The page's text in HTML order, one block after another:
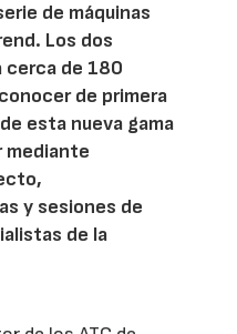
de máquinas
Los dos
cerca de 180
de primera
esta nueva gama
mediante
y sesiones de
de la